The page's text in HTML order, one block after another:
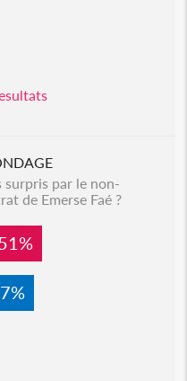
surpris par le non-
de Emerse Faé ?